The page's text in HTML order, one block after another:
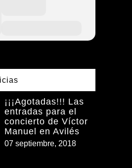
¡¡¡Agotadas!!! Las
entradas para el
concierto de Víctor
Manuel en Avilés
07 septiembre, 2018